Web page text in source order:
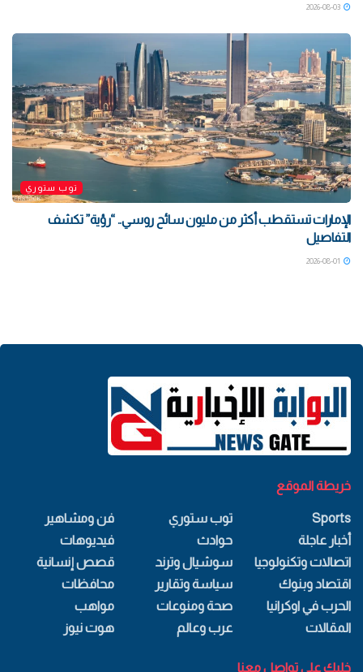
توب ستوري
الإمارات تستقطب أكثر من مليون سائح روسي.. “رؤية” تكشف
التفاصيل
خريطة الموقع
Sports
أخبار عاجلة
اتصالات وتكنولوجيا
اقتصاد وبنوك
الحرب في اوكرانيا
المقالات
توب ستوري
حوادث
سوشيال وترند
سياسة وتقارير
صحة ومنوعات
عرب وعالم
فن ومشاهير
فيديوهات
قصص إنسانية
محافظات
مواهب
هوت نيوز
خليك علي تواصل معنا